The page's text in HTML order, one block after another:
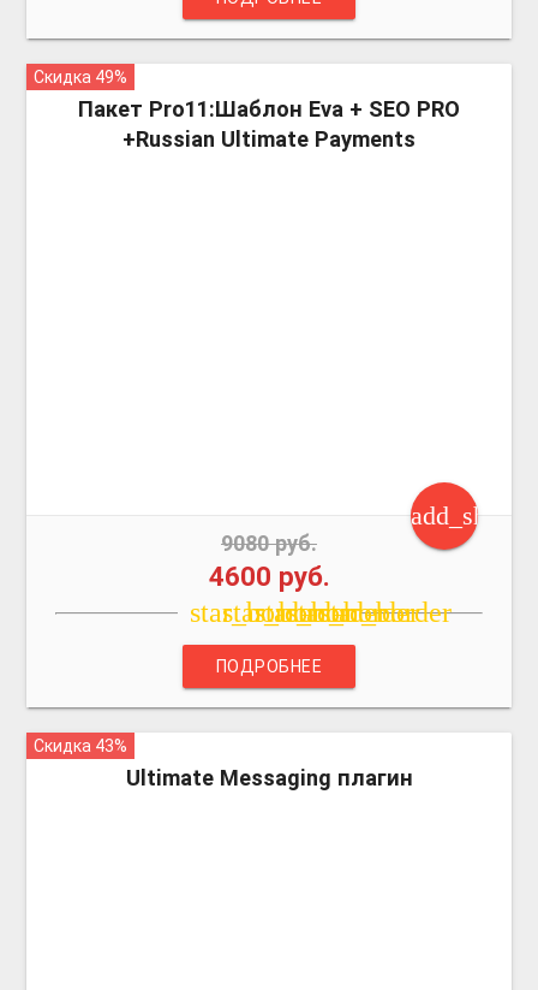
Скидка 49%
more_vert
Пакет Pro11:Шаблон Eva + SEO PRO
+Russian Ultimate Payments
9080 руб.
4600 руб.
star_border
star_border
star_border
star_border
star_border
ПОДРОБНЕЕ
Скидка 43%
more_vert
Ultimate Messaging плагин